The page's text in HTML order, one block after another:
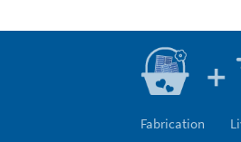
Fabrication